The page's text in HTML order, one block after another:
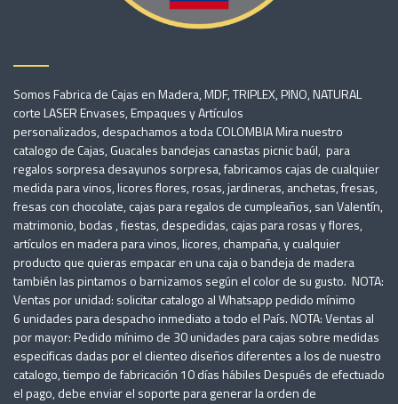
Somos Fabrica de Cajas en Madera, MDF, TRIPLEX, PINO, NATURAL
corte LASER Envases, Empaques y Artículos
personalizados, despachamos a toda COLOMBIA Mira nuestro
catalogo de Cajas, Guacales bandejas canastas picnic baúl, para
regalos sorpresa desayunos sorpresa, fabricamos cajas de cualquier
medida para vinos, licores flores, rosas, jardineras, anchetas, fresas,
fresas con chocolate, cajas para regalos de cumpleaños, san Valentín,
matrimonio, bodas , fiestas, despedidas, cajas para rosas y flores,
artículos en madera para vinos, licores, champaña, y cualquier
producto que quieras empacar en una caja o bandeja de madera
también las pintamos o barnizamos según el color de su gusto. NOTA:
Ventas por unidad: solicitar catalogo al Whatsapp pedido mínimo
6 unidades para despacho inmediato a todo el País. NOTA: Ventas al
por mayor: Pedido mínimo de 30 unidades para cajas sobre medidas
especificas dadas por el clienteo diseños diferentes a los de nuestro
catalogo, tiempo de fabricación 10 días hábiles Después de efectuado
el pago, debe enviar el soporte para generar la orden de